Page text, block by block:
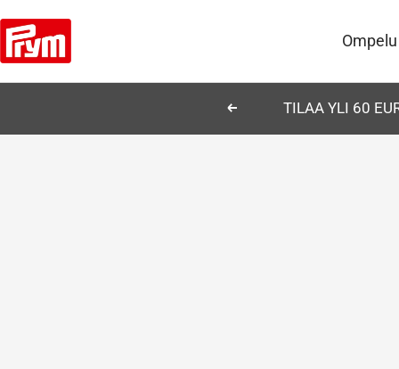
sisältöön
Ompelu
Prym
EdellinenTILAA YLI 60